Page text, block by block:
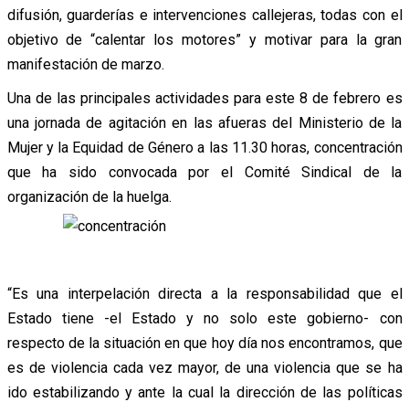
difusión, guarderías e intervenciones callejeras, todas con el
objetivo de “calentar los motores” y motivar para la gran
manifestación de marzo.
Una de las principales actividades para este 8 de febrero es
una jornada de agitación en las afueras del Ministerio de la
Mujer y la Equidad de Género a las 11.30 horas, concentración
que ha sido convocada por el Comité Sindical de la
organización de la huelga.
“Es una interpelación directa a la responsabilidad que el
Estado tiene -el Estado y no solo este gobierno- con
respecto de la situación en que hoy día nos encontramos, que
es de violencia cada vez mayor, de una violencia que se ha
ido estabilizando y ante la cual la dirección de las políticas